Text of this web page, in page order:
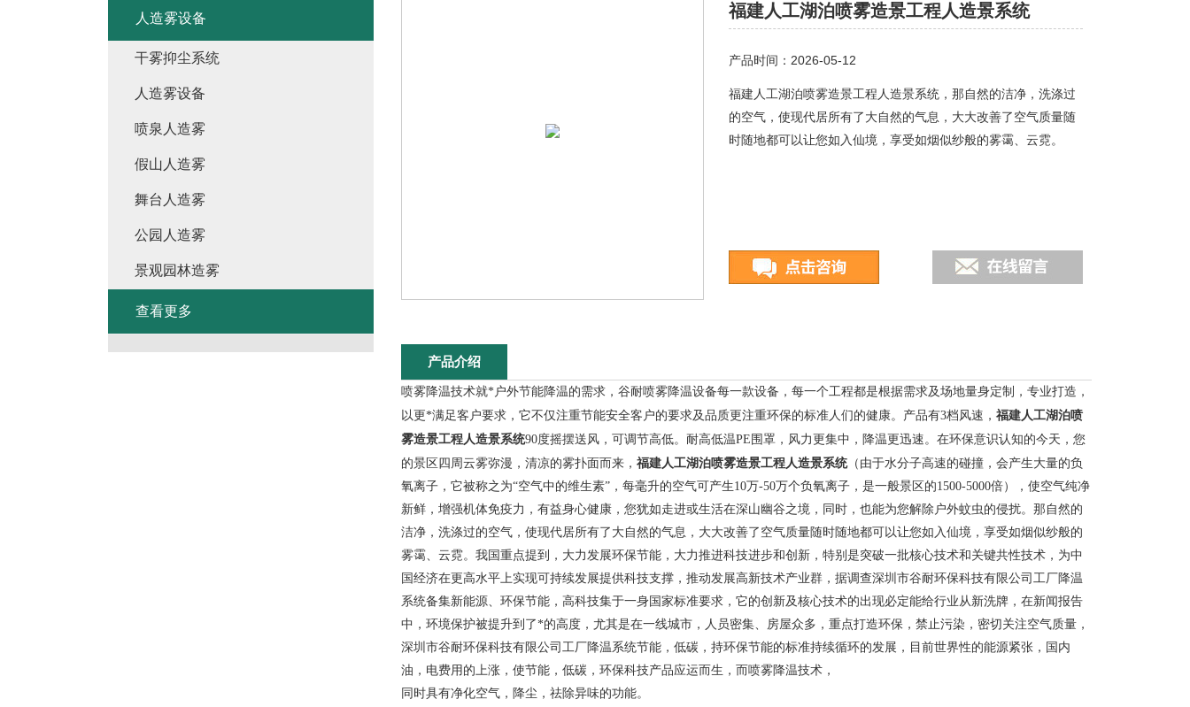
福建人工湖泊喷雾造景工程人造景系统
产品时间：2026-05-12
福建人工湖泊喷雾造景工程人造景系统，那自然的洁净，洗涤过
的空气，使现代居所有了大自然的气息，大大改善了空气质量随
时随地都可以让您如入仙境，享受如烟似纱般的雾霭、云霓。
产品介绍
喷雾降温技术就*户外节能降温的需求， 谷耐喷雾降温设备每一款设备，每一个工程都是根据需求及场地量身定制，专业打造，
以更*满足客户要求，它不仅注重节能安全客户的要求及品质更注重环保的标准人们的健康。 产品有3档风速， 福建人工湖泊喷
雾造景工程人造景系统90度摇摆送风，可调节高低。 耐高低温PE围罩，风力更集中，降温更迅速。 在环保意识认知的今天，您
的景区四周云雾弥漫，清凉的雾扑面而来， 福建人工湖泊喷雾造景工程人造景系统（由于水分子高速的碰撞，会产生大量的负
氧离子，它被称之为“空气中的维生素”，每毫升的空气可产生10万-50万个负氧离子，是一般景区的1500-5000倍），使空气纯净
新鲜，增强机体免疫力，有益身心健康，您犹如走进或生活在深山幽谷之境，同时，也能为您解除户外蚊虫的侵扰。那自然的
洁净，洗涤过的空气，使现代居所有了大自然的气息，大大改善了空气质量随时随地都可以让您如入仙境，享受如烟似纱般的
雾霭、云霓。 我国重点提到，大力发展环保节能，大力推进科技进步和创新，特别是突破一批核心技术和关键共性技术，为中
国经济在更高水平上实现可持续发展提供科技支撑，推动发展高新技术产业群，据调查深圳市谷耐环保科技有限公司工厂降温
系统备集新能源、环保节能，高科技集于一身国家标准要求，它的创新及核心技术的出现必定能给行业从新洗牌，在新闻报告
中，环境保护被提升到了*的高度， 尤其是在一线城市，人员密集、房屋众多，重点打造环保，禁止污染，密切关注空气质量，
深圳市谷耐环保科技有限公司工厂降温系统节能，低碳，持环保节能的标准持续循环的发展，目前世界性的能源紧张，国内
油，电费用的上涨，使节能，低碳，环保科技产品应运而生，而喷雾降温技术，
同时具有净化空气，降尘，祛除异味的功能。
人造雾设备
干雾抑尘系统
人造雾设备
喷泉人造雾
假山人造雾
舞台人造雾
公园人造雾
景观园林造雾
查看更多